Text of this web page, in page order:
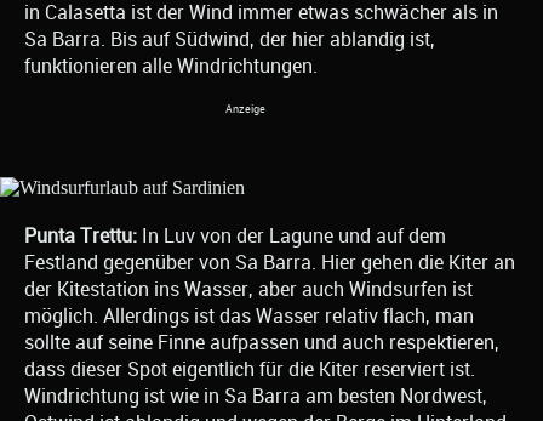
in Calasetta ist der Wind immer etwas schwächer als in
Sa Barra. Bis auf Südwind, der hier ablandig ist,
funktionieren alle Windrichtungen.
Punta Trettu: In Luv von der Lagune und auf dem
Festland gegenüber von Sa Barra. Hier gehen die Kiter an
der Kitestation ins Wasser, aber auch Windsurfen ist
möglich. Allerdings ist das Wasser relativ flach, man
sollte auf seine Finne aufpassen und auch respektieren,
dass dieser Spot eigentlich für die Kiter reserviert ist.
Windrichtung ist wie in Sa Barra am besten Nordwest,